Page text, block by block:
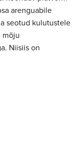
arenguabile
seotud kulutustele
mõju
Niisiis on